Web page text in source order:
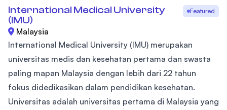
International Medical University
(IMU)
Featured
Malaysia
International Medical University (IMU) merupakan
universitas medis dan kesehatan pertama dan swasta
paling mapan Malaysia dengan lebih dari 22 tahun
fokus didedikasikan dalam pendidikan kesehatan.
Universitas adalah universitas pertama di Malaysia yang